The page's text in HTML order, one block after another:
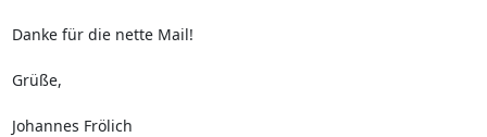
Danke für die nette Mail!
Grüße,
Johannes Frölich